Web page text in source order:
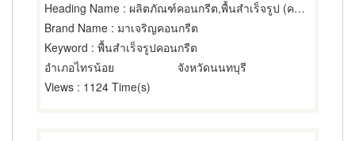
Heading Name : ผลิตภัณฑ์คอนกรีต,พื้นสำเร็จรูป (คอนกรีตเสริมเหล็กและอัดแรง)
Brand Name : มาเจริญคอนกรีต
Keyword : พื้นสำเร็จรูปคอนกรีต
อำเภอไทรน้อย
จังหวัดนนทบุรี
Views : 1124 Time(s)